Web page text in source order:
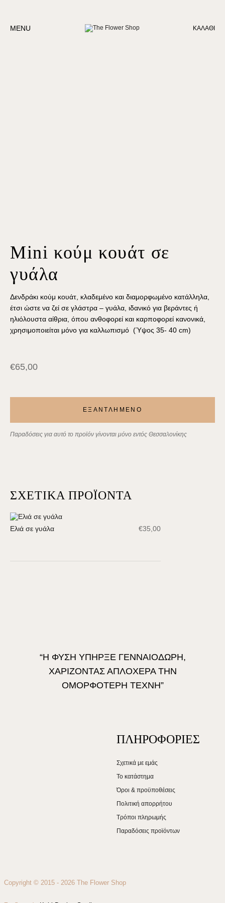
MENU ΚΑΛΆΘΙ
Mini κούμ κουάτ σε
γυάλα
Δενδράκι κούμ κουάτ, κλαδεμένο και διαμορφωμένο κατάλληλα,
έτσι ώστε να ζεί σε γλάστρα – γυάλα, ιδανικό για βεράντες ή
ηλιόλουστα αίθρια, όπου ανθοφορεί και καρποφορεί κανονικά,
χρησιμοποιείται μόνο για καλλωπισμό (Ύψος 35- 40 cm)
€65,00
ΕΞΑΝΤΛΗΜΕΝΟ
Παραδόσεις για αυτό το προϊόν γίνονται μόνο εντός Θεσσαλονίκης
ΣΧΕΤΙΚΆ ΠΡΟΪΌΝΤΑ
Ελιά σε γυάλα €35,00
“Η ΦΥΣΗ ΥΠΗΡΞΕ ΓΕΝΝΑΙΟΔΩΡΗ,
ΧΑΡΙΖΟΝΤΑΣ ΑΠΛΟΧΕΡΑ ΤΗΝ
ΟΜΟΡΦΟΤΕΡΗ ΤΕΧΝΗ”
ΠΛΗΡΟΦΟΡΙΕΣ
Σχετικά με εμάς
Το κατάστημα
Όροι & προϋποθέσεις
Πολιτική απορρήτου
Τρόποι πληρωμής
Παραδόσεις προϊόντων
Copyright © 2015 - 2026 The Flower Shop